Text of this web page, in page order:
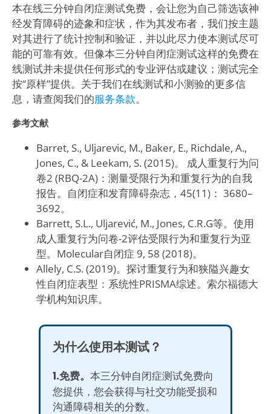
本在线三分钟自闭症测试免费，会让您为自己筛选该神
经发育障碍的迹象和症状，作为其发布者，我们按主题
对其进行了统计控制和验证，并以此尽力使本测试尽可
能的可靠有效。但像本三分钟自闭症测试这样的免费在
线测试并未提供任何形式的专业评估或建议；测试完全
按“原样”提供。关于我们在线测试和小测验的更多信
息，请查阅我们的服务条款。
参考文献
Barret, S., Uljarevic, M., Baker, E., Richdale, A.,
Jones, C., & Leekam, S. (2015)。 成人重复行为问
卷2 (RBQ-2A)：测量受限行为和重复行为的自我
报告。自闭症和发育障碍杂志，45(11)： 3680–
3692。
Barrett, S.L., Uljarević, M., Jones, C.R.G等。使用
成人重复行为问卷-2评估受限行为和重复行为亚
型。Molecular自闭症 9, 58 (2018)。
Allely, C.S. (2019)。探讨重复行为和狭隘兴趣女
性自闭症表型：系统性PRISMA综述。索尔福德大
学机构知识库。
为什么使用本测试？
1.免费。 本三分钟自闭症测试免费向
您提供，您会获得与社交功能受损和
沟通障碍相关的分数。